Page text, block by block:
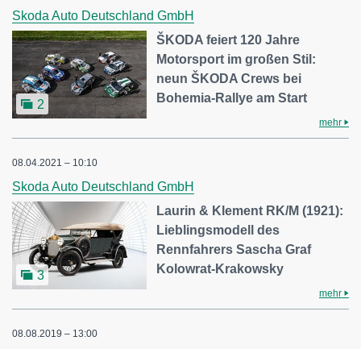
Skoda Auto Deutschland GmbH
2
ŠKODA feiert 120 Jahre
Motorsport im großen Stil:
neun ŠKODA Crews bei
Bohemia-Rallye am Start
mehr
08.04.2021 – 10:10
Skoda Auto Deutschland GmbH
3
Laurin & Klement RK/M (1921):
Lieblingsmodell des
Rennfahrers Sascha Graf
Kolowrat-Krakowsky
mehr
08.08.2019 – 13:00